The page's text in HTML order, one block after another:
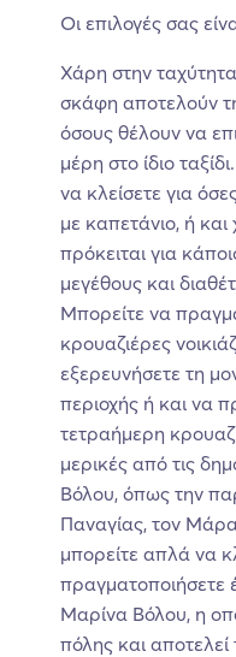
Οι επιλογές σας
Χάρη στην
σκάφη αποτελούν
όσους θέλουν να
μέρη στο ίδιο
να κλείσετε για
με καπετάνιο, ή
πρόκειται για
μεγέθους και
Μπορείτε να
κρουαζιέρες
εξερευνήσετε τη
περιοχής ή και να
τετραήμερη
μερικές από τις
Βόλου, όπως την
Παναγίας, τον
μπορείτε απλά να
πραγματοποιήσετε
Μαρίνα Βόλου, η
πόλης και αποτελεί